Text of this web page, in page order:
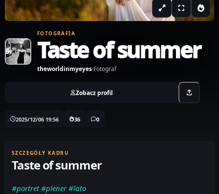
FOTOGRAFIA
Taste of summer
theworldinmyeyes·Fotograf
Zobacz profil
2025/12/06 19:56 36 0
SZCZEGÓŁY KADRU
Taste of summer
#portret #plener #lato